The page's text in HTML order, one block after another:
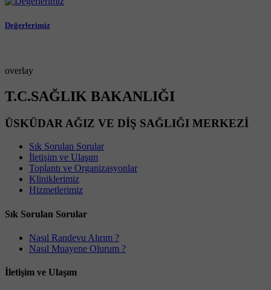
Değerlerimiz
overlay
T.C.SAĞLIK BAKANLIĞI
ÜSKÜDAR AĞIZ VE DİŞ SAĞLIĞI MERKEZİ
Sık Sorulan Sorular
İletişim ve Ulaşım
Toplantı ve Organizasyonlar
Kliniklerimiz
Hizmetlerimiz
Sık Sorulan Sorular
Nasıl Randevu Alırım ?
Nasıl Muayene Olurum ?
İletişim ve Ulaşım